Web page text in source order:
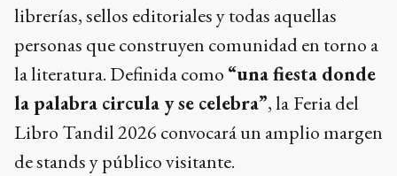
librerías, sellos editoriales y todas aquellas
personas que construyen comunidad en torno a
la literatura. Definida como “una fiesta donde
la palabra circula y se celebra”, la Feria del
Libro Tandil 2026 convocará un amplio margen
de stands y público visitante.